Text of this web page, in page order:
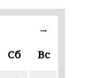
→
Сб Вс